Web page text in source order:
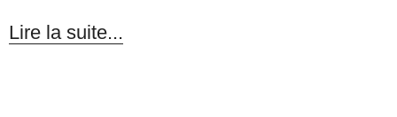
Lire la suite...